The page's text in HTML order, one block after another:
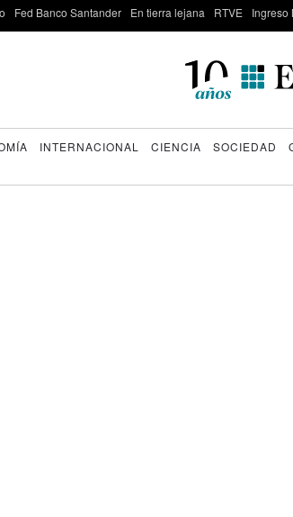
Fed Banco Santander En tierra lejana RTVE Ingreso
INTERNACIONAL CIENCIA SOCIEDAD